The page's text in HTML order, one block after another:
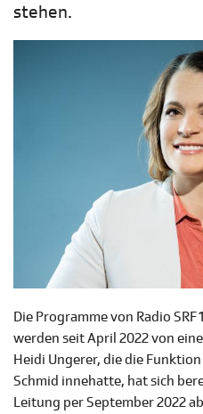
stehen.
Die Programme von Radio SRF
werden seit April 2022 von
Heidi Ungerer, die die
Schmid innehatte, hat sich
Leitung per September 2022